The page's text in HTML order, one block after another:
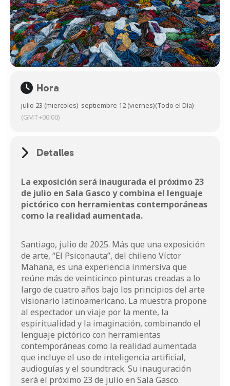
Hora
julio 23 (miercoles)-septiembre 12 (viernes)(Todo el Día)
(GMT+00:00)
Detalles
La exposición será inaugurada el próximo 23
de julio en Sala Gasco y combina el lenguaje
pictórico con herramientas contemporáneas
como la realidad aumentada.
Santiago, julio de 2025. Más que una exposición
de arte, “El Psiconauta”, del chileno Víctor
Mahana, es una experiencia inmersiva que
reúne más de veinticinco pinturas creadas a lo
largo de cuatro años bajo los principios del arte
visionario latinoamericano. La muestra propone
al espectador un viaje por la mente, la
espiritualidad y la imaginación, combinando el
lenguaje pictórico con herramientas
contemporáneas como la realidad aumentada
que incluye el uso de inteligencia artificial,
audioguías y el soundtrack. Su inauguración
será el próximo 23 de julio en Sala Gasco.